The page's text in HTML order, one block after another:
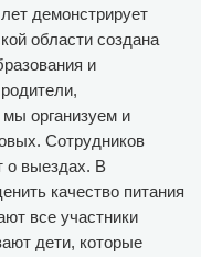
демонстрирует
области создана
и
организуем и
Сотрудников
о выездах. В
качество питания
все участники
дети, которые